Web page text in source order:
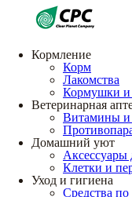
Кормление
Корм
Лакомства
Кормушки и
Ветеринарная
Витамины и
Домашний уют
Аксессуары
Клетки и
Уход и гигиена
Средства по